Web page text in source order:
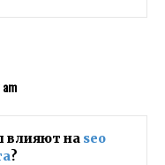
влияют на seo
?